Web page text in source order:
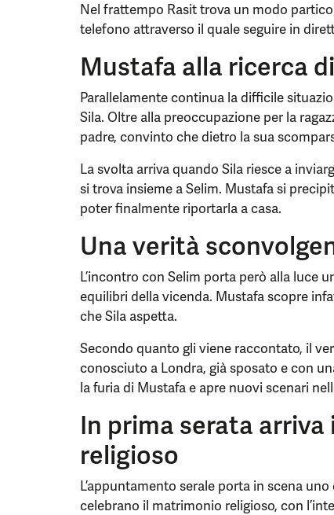
Nel frattempo Rasit trova un modo
telefono attraverso il quale seguire in
Mustafa alla ricerca
Parallelamente continua la difficile
Sila. Oltre alla preoccupazione per la
padre, convinto che dietro la sua
La svolta arriva quando Sila riesce a
si trova insieme a Selim. Mustafa si
poter finalmente riportarla a casa.
Una verità
L’incontro con Selim porta però alla luce
equilibri della vicenda. Mustafa scopre
che Sila aspetta.
Secondo quanto gli viene raccontato, il
conosciuto a Londra, già sposato e con
la furia di Mustafa e apre nuovi scenari
In prima serata
religioso
L’appuntamento serale porta in scena
celebrano il matrimonio religioso, con